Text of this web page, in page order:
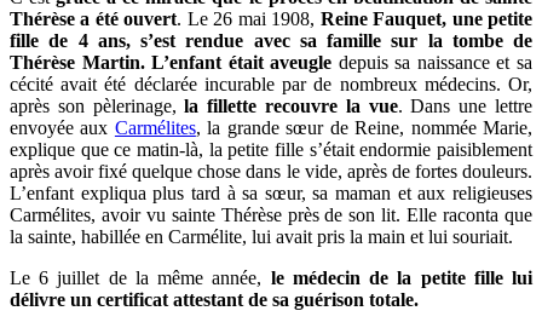
Thérèse a été ouvert. Le 26 mai 1908, Reine Fauquet, une petite
fille de 4 ans, s’est rendue avec sa famille sur la tombe de
Thérèse Martin. L’enfant était aveugle depuis sa naissance et sa
cécité avait été déclarée incurable par de nombreux médecins. Or,
après son pèlerinage,la fillette recouvre la vue. Dans une lettre
envoyée aux Carmélites, la grande sœur de Reine, nommée Marie,
explique que ce matin-là, la petite fille s’était endormie paisiblement
après avoir fixé quelque chose dans le vide, après de fortes douleurs.
L’enfant expliqua plus tard à sa sœur, sa maman et aux religieuses
Carmélites, avoir vu sainte Thérèse près de son lit. Elle raconta que
la sainte, habillée en Carmélite, lui avait pris la main et lui souriait.
Le 6 juillet de la même année, le médecin de la petite fille lui
délivre un certificat attestant de sa guérison totale.